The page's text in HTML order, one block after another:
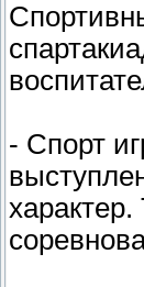
- Спорт